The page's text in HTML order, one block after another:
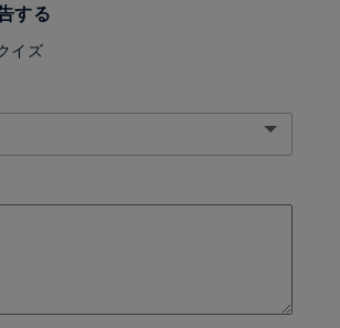
する
イズ